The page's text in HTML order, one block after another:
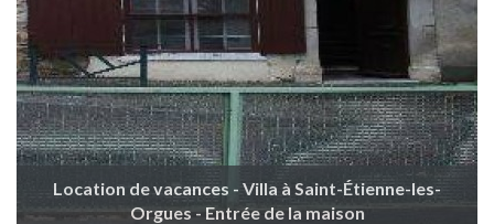
Location de vacances - Villa à Saint-Étienne-les-
Orgues - Entrée de la maison